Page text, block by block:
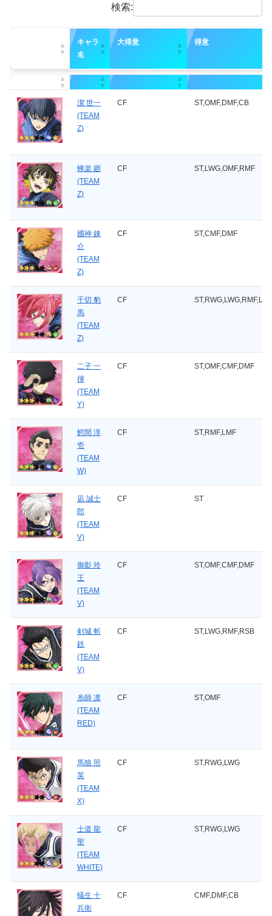
検索:
キャラ
名
大得意 得意
キャラ
名
大得意
得意
潔 世一
(TEAM
Z)
CF ST,OMF,DMF,CB
蜂楽 廻
(TEAM
Z)
CF ST,LWG,OMF,RMF
國神 錬
介
(TEAM
Z)
CF ST,CMF,DMF
千切 豹
馬
(TEAM
Z)
CF
二子 一
揮
(TEAM
Y)
CF ST,OMF,CMF,DMF
鰐間 淳
壱
(TEAM
W)
CF ST,RMF,LMF
凪 誠士
郎
(TEAM
V)
CF ST
御影 玲
王
(TEAM
V)
CF ST,OMF,CMF,DMF
剣城 斬
鉄
(TEAM
V)
CF ST,LWG,RMF,RSB
糸師 凛
(TEAM
RED)
CF ST,OMF
馬狼 照
英
(TEAM
X)
CF ST,RWG,LWG
士道 龍
聖
(TEAM
WHITE)
CF ST,RWG,LWG
蟻生 十
兵衛
CF CMF,DMF,CB